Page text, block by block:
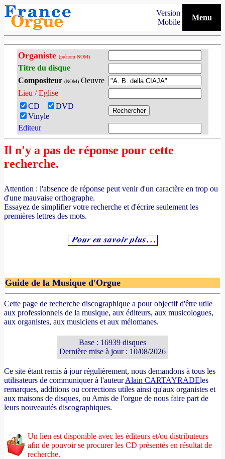
Version
Mobile
Menu
Organiste (prénom NOM)
Titre du disque
Compositeur (NOM)Oeuvre
Lieu / Eglise
CD
DVD
Vinyle
Editeur
Il n'y a pas de réponse pour cette
recherche.
Attention : l'absence de réponse peut venir d'un caractère en trop ou
d'une mauvaise orthographe.
Essayez de simplifier votre recherche et d'écrire seulement les
premières lettres des mots.
Guide de la Musique d'Orgue
Cette page de recherche discographique a pour objectif d'être utile
aux professionnels de la musique, aux éditeurs, aux musicologues,
aux organistes, aux musiciens et aux mélomanes.
Base : 16939 disques
Dernière mise à jour : 10/08/2026
Ce site étant remis à jour régulièrement, nous demandons à tous les
utilisateurs de communiquer à l'auteurAlain CARTAYRADEles
remarques, additions ou corrections utiles ainsi qu'aux organistes et
aux maisons de disques, ou Amis de l'orgue de nous faire part de
leurs nouveautés discographiques.
Un lien est disponible avec les éditeurs et/ou distributeurs
afin de pouvoir se procurer les CD présentés en résultat de
recherche.